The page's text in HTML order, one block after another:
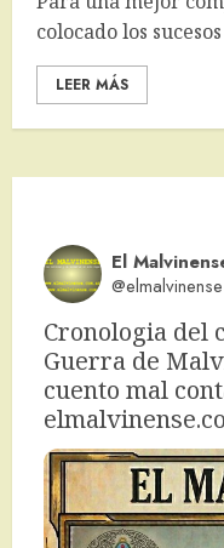
colocado los
LEER MÁS
El
@elmalvinense
Cronologia del
Guerra de